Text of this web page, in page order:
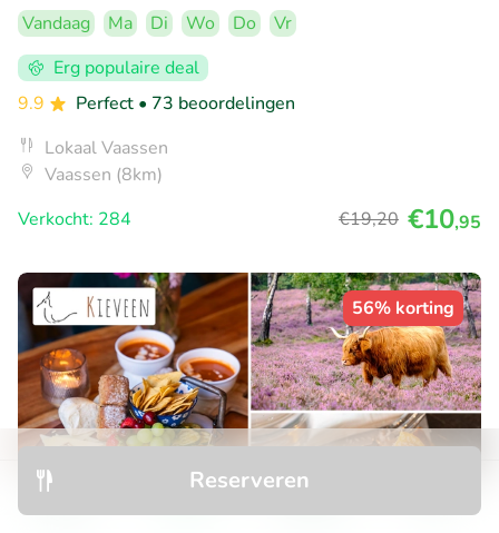
Reserveren
Vandaag Ma Di Wo Do
Vr
Erg populaire deal
9.9
Perfect • 73 beoordelingen
Lokaal Vaassen
Vaassen (8km)
Verkocht: 284
€19,20 €10,95
56% korting